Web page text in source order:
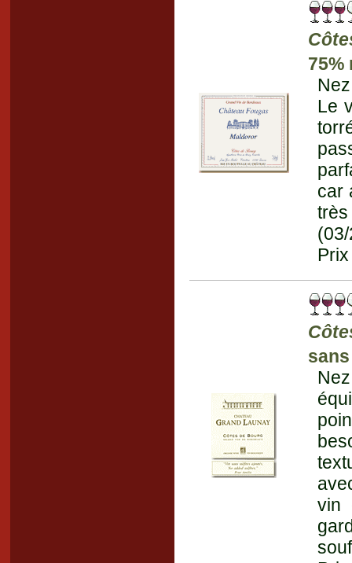
75%
Le
car
vin